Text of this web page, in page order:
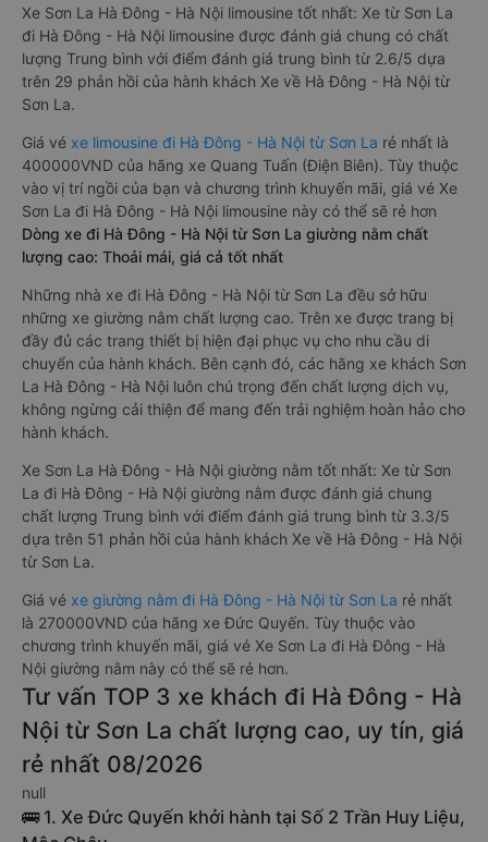
Xe Sơn La Hà Đông - Hà Nội limousine tốt nhất: Xe từ Sơn La
đi Hà Đông - Hà Nội limousine được đánh giá chung có chất
lượng Trung bình với điểm đánh giá trung bình từ 2.6/5 dựa
trên 29 phản hồi của hành khách Xe về Hà Đông - Hà Nội từ
Sơn La.
Giá vé xe limousine đi Hà Đông - Hà Nội từ Sơn La rẻ nhất là
400000VND của hãng xe Quang Tuấn (Điện Biên). Tùy thuộc
vào vị trí ngồi của bạn và chương trình khuyến mãi, giá vé Xe
Sơn La đi Hà Đông - Hà Nội limousine này có thể sẽ rẻ hơn
Dòng xe đi Hà Đông - Hà Nội từ Sơn La giường nằm chất
lượng cao: Thoải mái, giá cả tốt nhất
Những nhà xe đi Hà Đông - Hà Nội từ Sơn La đều sở hữu
những xe giường nằm chất lượng cao. Trên xe được trang bị
đầy đủ các trang thiết bị hiện đại phục vụ cho nhu cầu di
chuyển của hành khách. Bên cạnh đó, các hãng xe khách Sơn
La Hà Đông - Hà Nội luôn chú trọng đến chất lượng dịch vụ,
không ngừng cải thiện để mang đến trải nghiệm hoàn hảo cho
hành khách.
Xe Sơn La Hà Đông - Hà Nội giường nằm tốt nhất: Xe từ Sơn
La đi Hà Đông - Hà Nội giường nằm được đánh giá chung
chất lượng Trung bình với điểm đánh giá trung bình từ 3.3/5
dựa trên 51 phản hồi của hành khách Xe về Hà Đông - Hà Nội
từ Sơn La.
Giá vé xe giường nằm đi Hà Đông - Hà Nội từ Sơn La rẻ nhất
là 270000VND của hãng xe Đức Quyến. Tùy thuộc vào
chương trình khuyến mãi, giá vé Xe Sơn La đi Hà Đông - Hà
Nội giường nằm này có thể sẽ rẻ hơn.
Tư vấn TOP 3 xe khách đi Hà Đông - Hà
Nội từ Sơn La chất lượng cao, uy tín, giá
rẻ nhất 08/2026
null
🚌 1. Xe Đức Quyến khởi hành tại Số 2 Trần Huy Liệu,